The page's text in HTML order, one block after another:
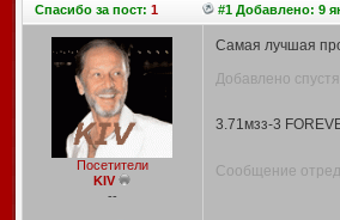
Спасибоза пост: 1 #1 Добавлено: 9
Посетители
KIV
--
Самая лучшая
Добавлено
3.71мзз-3
Сообщение